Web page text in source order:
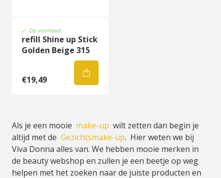
Op voorraad
refill Shine up Stick
Golden Beige 315
€19,49
Als je een mooie make-up wilt zetten dan begin je
altijd met de Gezichtsmake-up. Hier weten we bij
Viva Donna alles van. We hebben mooie merken in
de beauty webshop en zullen je een beetje op weg
helpen met het zoeken naar de juiste producten en